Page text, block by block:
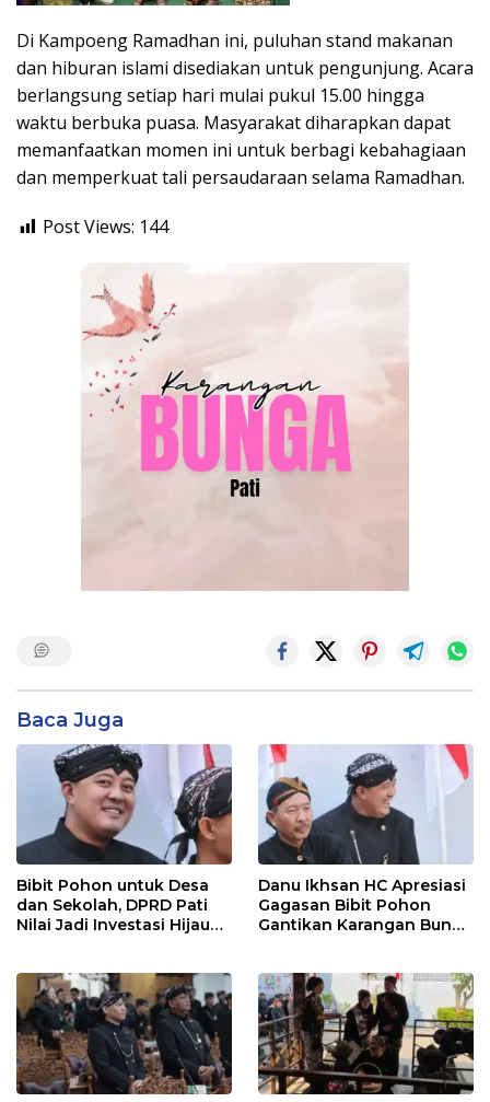
Di Kampoeng Ramadhan ini, puluhan stand makanan
dan hiburan islami disediakan untuk pengunjung. Acara
berlangsung setiap hari mulai pukul 15.00 hingga
waktu berbuka puasa. Masyarakat diharapkan dapat
memanfaatkan momen ini untuk berbagi kebahagiaan
dan memperkuat tali persaudaraan selama Ramadhan.
Post Views: 144
Baca Juga
Bibit Pohon untuk Desa
dan Sekolah, DPRD Pati
Nilai Jadi Investasi Hijau
Danu Ikhsan HC Apresiasi
Gagasan Bibit Pohon
Gantikan Karangan Bunga